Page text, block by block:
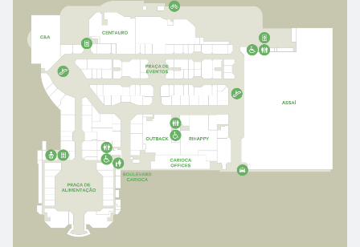
Fique por dentro
Eventos
Lojas e Restaurantes
Alimentação